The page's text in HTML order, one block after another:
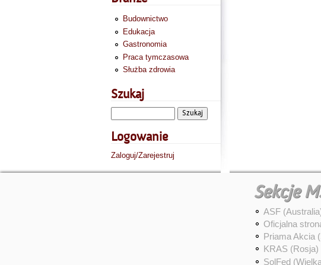
Budownictwo
Edukacja
Gastronomia
Praca tymczasowa
Służba zdrowia
Szukaj
Logowanie
Zaloguj/Zarejestruj
Sekcje
ASF
Oficjalna
Priama Akcia
KRAS (Rosja)
SolFed